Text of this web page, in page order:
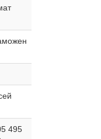
495